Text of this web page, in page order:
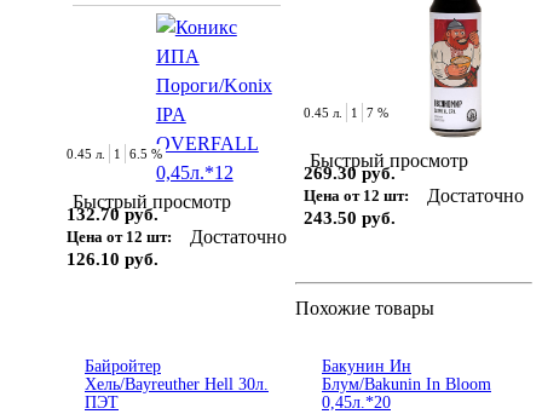
Быстрый просмотр
0.45 л. 1 6.5 %
132.70 руб.
Цена от 12 шт:
126.10 руб.
Достаточно
Быстрый просмотр
0.45 л. 1 7 %
269.30 руб.
Цена от 12 шт:
243.50 руб.
Достаточно
Похожие товары
Байройтер
Хель/Bayreuther Hell 30л.
ПЭТ
Бакунин Ин
Блум/Bakunin In Bloom
0,45л.*20